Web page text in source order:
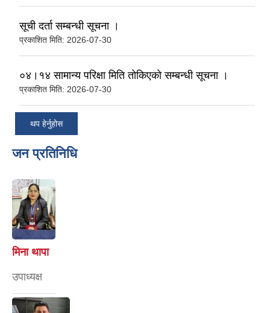
सूची दर्ता सम्बन्धी सूचना ।
प्रकाशित मिति: 2026-07-30
०४।१४ सामान्य परिक्षा मिति तोकिएको सम्बन्धी सूचना ।
प्रकाशित मिति: 2026-07-30
थप हेर्नुहोस
जन प्रतिनिधि
मिना थापा
उपाध्यक्ष